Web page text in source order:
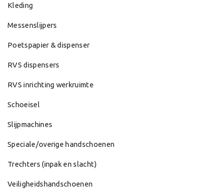
Kleding
Messenslijpers
Poetspapier & dispenser
RVS dispensers
RVS inrichting werkruimte
Schoeisel
Slijpmachines
Speciale/overige handschoenen
Trechters (inpak en slacht)
Veiligheidshandschoenen